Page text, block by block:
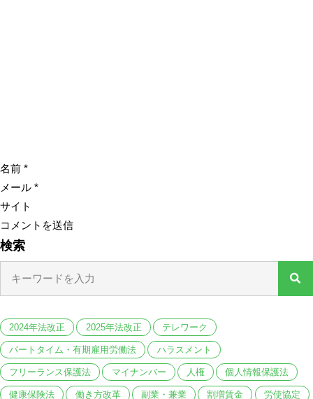
名前 *
メール *
サイト
検索
2024年法改正 2025年法改正 テレワーク
パートタイム・有期雇用労働法 ハラスメント
フリーランス保護法 マイナンバー 人権 個人情報保護法
健康保険法 働き方改革 副業・兼業 割増賃金 労使協定